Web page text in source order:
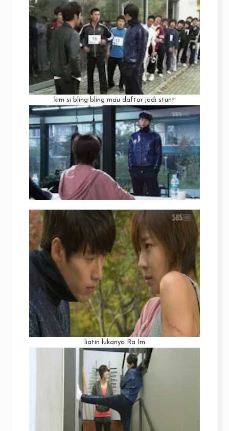
kim si bling-bling mau daftar jadi stunt
liatin lukanya Ra Im